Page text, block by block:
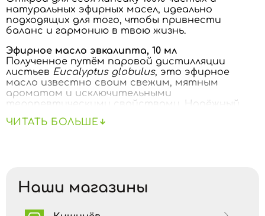
натуральных эфирных масел, идеально
подходящих для того, чтобы привнести
баланс и гармонию в твою жизнь.
Эфирное масло эвкалипта, 10 мл
Полученное путём паровой дистилляции
листьев Eucalyptus globulus, это эфирное
масло известно своим свежим, мятным
ароматом и исключительными
терапевтическими свойствами. Надёжный
иммунитета, масло эвкалипта особенно
пути действие— освобождает носовые ходы,
простуде, гриппе или аллергиях.
ЧИТАТЬ БОЛЬШЕ
Наши магазины